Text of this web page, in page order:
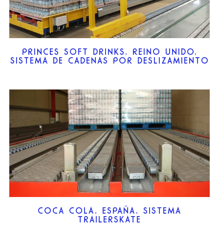
PRINCES SOFT DRINKS, REINO UNIDO,
SISTEMA DE CADENAS POR DESLIZAMIENTO
COCA COLA, ESPAÑA, SISTEMA
TRAILERSKATE